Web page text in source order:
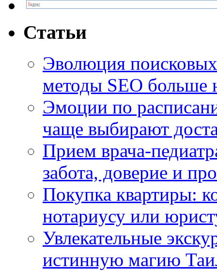
Статьи
Эволюция
методы SEO больше
Эмоции по
чаще выбирают
Прием врача-
забота, доверие и
Покупка квартиры:
нотариусу или
Увлекательные
истинную магию